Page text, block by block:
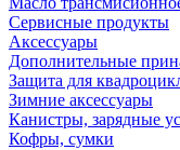
Сервисные продукты
Аксессуары
Дополнительные
Защита для
Зимние аксессуары
Канистры, зарядные
Кофры, сумки